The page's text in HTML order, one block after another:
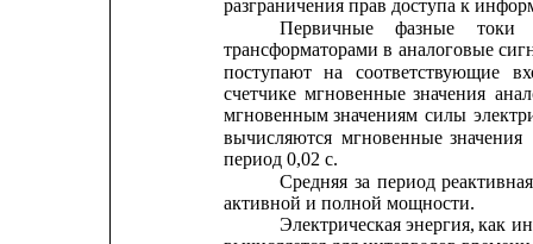
разграничения прав доступа к
Первичные
фазные
токи
трансформаторами в аналоговые
поступают на соответствующие
счетчике мгновенные значения
мгновенным значениям силы
вычисляются мгновенные значения
период 0,02 с.
Средняя за период реактивная
активной и полной мощности.
Электрическая энергия, как